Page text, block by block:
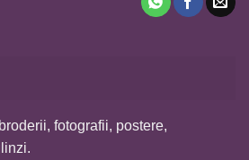
fotografii, postere,